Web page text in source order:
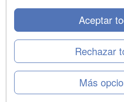
Más
Rechazar
Aceptar